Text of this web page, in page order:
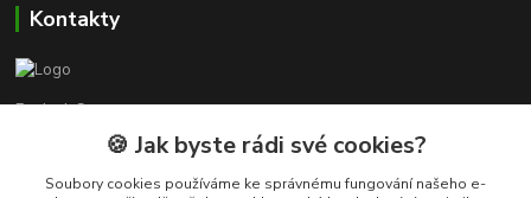
Kontakty
Beskyd-Camper.cz
+420 601 116 407
🍪 Jak byste rádi své cookies?
Soubory cookies používáme ke správnému fungování našeho e-